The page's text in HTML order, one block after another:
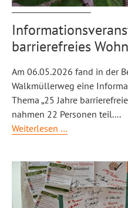
barrierefreies
Am 06.05.2026 fand in der
Walkmüllerweg eine
Thema „25 Jahre
nahmen 22 Personen teil....
Weiterlesen …
barrierefreies
Wohnen“